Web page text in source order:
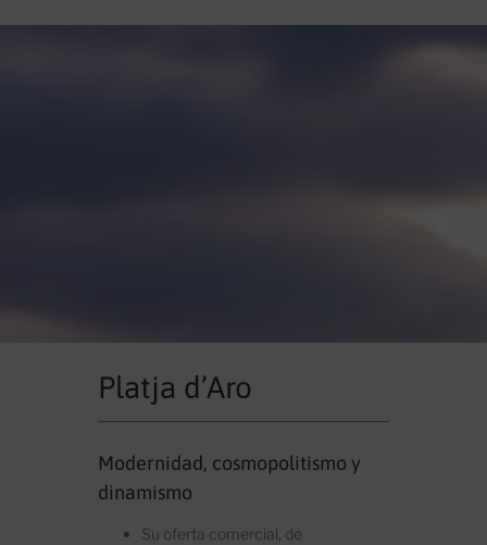
Platja d’Aro
Modernidad, cosmopolitismo y
dinamismo
Su oferta comercial, de